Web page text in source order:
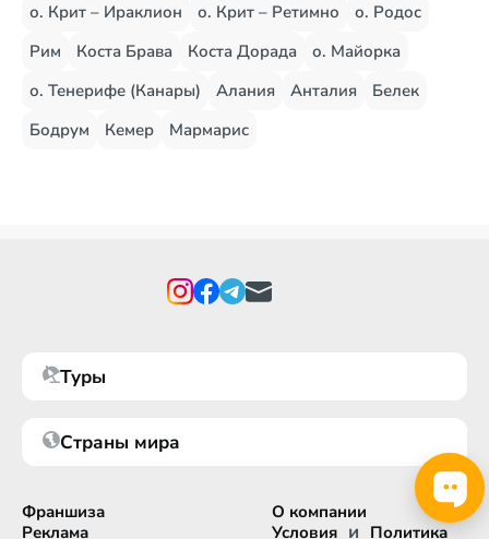
о. Крит – Ираклион
о. Крит – Ретимно
о. Родос
Рим
Коста Брава Коста Дорада
о. Майорка
о. Тенерифе (Канары)
Алания Анталия
Белек
Бодрум
Кемер Мармарис
Туры
Страны мира
Франшиза
Реклама
О компании
Условия и Политика